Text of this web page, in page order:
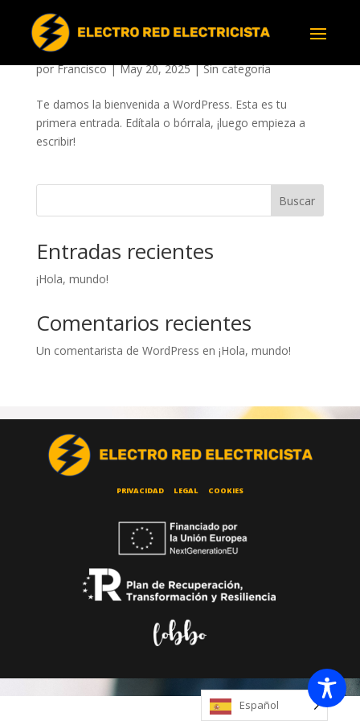
¡Hola, mundo!
porFrancisco|May 20, 2025|Sin categoría
Te damos la bienvenida a WordPress. Esta es tu
primera entrada. Edítala o bórrala, ¡luego empieza a
escribir!
Buscar
Entradas recientes
¡Hola, mundo!
Comentarios recientes
Un comentarista de WordPress en ¡Hola, mundo!
PRIVACIDAD LEGAL COOKIES
Español